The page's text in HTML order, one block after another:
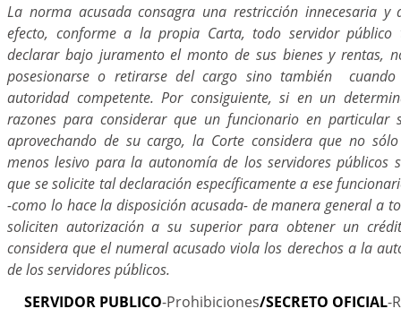
La norma acusada consagra una restricción innecesaria y
efecto, conforme a la propia Carta, todo servidor público
declarar bajo juramento el monto de sus bienes y rentas,
posesionarse o retirarse del cargo sino también
autoridad competente. Por consiguiente, si en un
razones para considerar que un funcionario en particular
aprovechando de su cargo, la Corte considera que no
menos lesivo para la autonomía de los servidores públicos
que se solicite tal declaración específicamente a ese
-como lo hace la disposición acusada- de manera general a
soliciten autorización a su superior para obtener un
considera que el numeral acusado viola los derechos a la
de los servidores públicos.
SERVIDOR PUBLICO-Prohibiciones/SECRETO OFICIAL-